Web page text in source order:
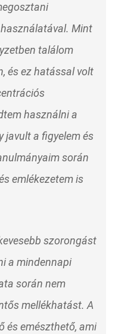
Mint
találom
és ez hatással volt
használni a
javult a figyelem és
során
emlékezetem is
szorongást
a mindennapi
során nem
mellékhatást. A
és emészthető, ami